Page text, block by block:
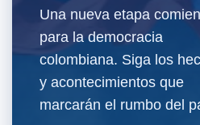
Una nueva etapa
para la democracia
colombiana. Siga los
y acontecimientos que
marcarán el rumbo del